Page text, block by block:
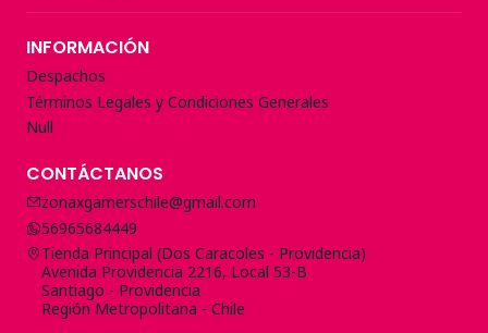
INFORMACIÓN
Despachos
Términos Legales y Condiciones Generales
Null
CONTÁCTANOS
zonaxgamerschile@gmail.com
56965684449
Tienda Principal (Dos Caracoles - Providencia)
Avenida Providencia 2216, Local 53-B
Santiago - Providencia
Región Metropolitana - Chile